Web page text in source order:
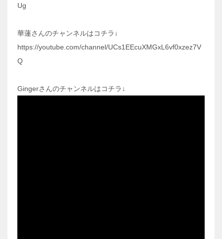
Ug
華蓮さんのチャンネルはコチラ↓
https://youtube.com/channel/UCs1EEcuXMGxL6vf0xzez7V
Q
Gingerさんのチャンネルはコチラ↓